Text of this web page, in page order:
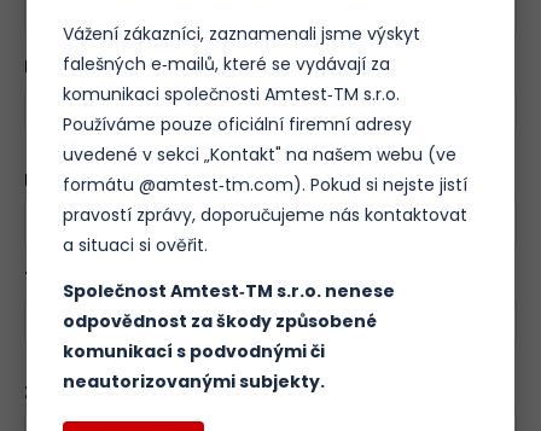
Email:*
Název vaší firmy:
Telefon:
Zpráva:
Vážení zákazníci, zaznamenali jsme výskyt
falešných e‑mailů, které se vydávají za
komunikaci společnosti Amtest‑TM s.r.o.
Používáme pouze oficiální firemní adresy
uvedené v sekci „Kontakt" na našem webu (ve
formátu @amtest‑tm.com). Pokud si nejste jistí
pravostí zprávy, doporučujeme nás kontaktovat
a situaci si ověřit.
Společnost Amtest‑TM s.r.o. nenese
odpovědnost za škody způsobené
komunikací s podvodnými či
neautorizovanými subjekty.